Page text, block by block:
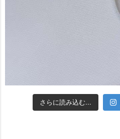
さらに読み込む...